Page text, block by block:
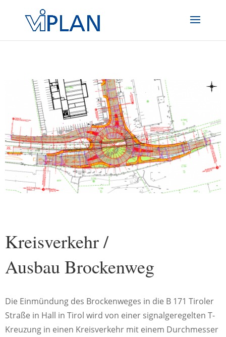
#004899 !important; -webkit-transition: all 400ms linear 0s;
transition: all 400ms linear 0s;
Kreisverkehr /
Ausbau Brockenweg
Die Einmündung des Brockenweges in die B 171 Tiroler
Straße in Hall in Tirol wird von einer signalgeregelten T-
Kreuzung in einen Kreisverkehr mit einem Durchmesser